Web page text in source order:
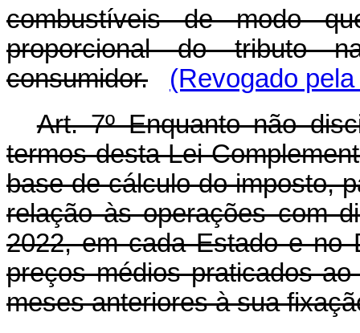
combustíveis de modo
proporcional do tributo
consumidor.
(Revogado
Art. 7º Enquanto não
termos desta Lei
base de cálculo do imposto,
relação às operações com
2022, em cada Estado e no
preços médios praticados
meses anteriores à sua